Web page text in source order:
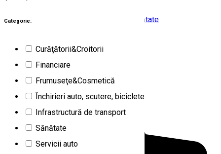
Categorie:
Curăţătorii&Croitorii
Financiare
Frumuseţe&Cosmetică
Închirieri auto, scutere, biciclete
Infrastructură de transport
Sănătate
Servicii auto
1
rezultat
Braşov (BV)
Sănătate
Clinica aBeauty Brașov